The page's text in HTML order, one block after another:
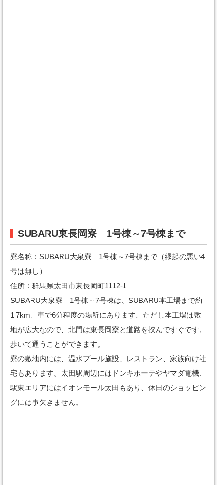
SUBARU東長岡寮 1号棟～7号棟まで
寮名称：SUBARU大泉寮 1号棟～7号棟まで（縁起の悪い4
号は無し）
住所：群馬県太田市東長岡町1112-1
SUBARU大泉寮 1号棟～7号棟は、SUBARU本工場まで約
1.7km、車で6分程度の場所にあります。ただし本工場は敷
地が広大なので、北門は東長岡寮と道路を挟んですぐです。
歩いて通うことができます。
寮の敷地内には、温水プール施設、レストラン、家族向け社
宅もあります。太田駅周辺にはドンキホーテやヤマダ電機、
駅東エリアにはイオンモール太田もあり、休日のショッピン
グには事欠きません。